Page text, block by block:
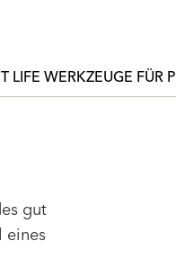
LIFE WERKZEUGE FÜR
gut
eines